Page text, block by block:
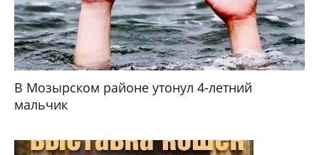
В Мозырском районе утонул 4-летний
мальчик